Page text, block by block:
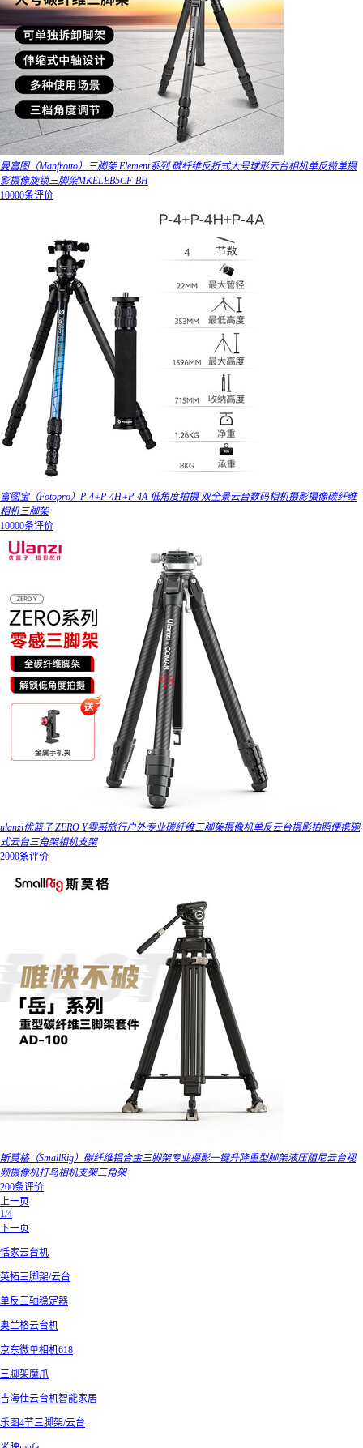
曼富图（Manfrotto）三脚架 Element系列 碳纤维反折式大号球形云台相机单反微单摄
影摄像旋锁三脚架MKELEB5CF-BH
10000条评价
富图宝（Fotopro）P-4+P-4H+P-4A 低角度拍摄 双全景云台数码相机摄影摄像碳纤维
相机三脚架
10000条评价
ulanzi优篮子 ZERO Y零感旅行户外专业碳纤维三脚架摄像机单反云台摄影拍照便携碗
式云台三角架相机支架
2000条评价
斯莫格（SmallRig）碳纤维铝合金三脚架专业摄影一键升降重型脚架液压阻尼云台视
频摄像机打鸟相机支架三角架
200条评价
上一页
1/4
下一页
恬家云台机
英拓三脚架/云台
单反三轴稳定器
奥兰格云台机
京东微单相机618
三脚架魔爪
吉海仕云台机智能家居
乐图4节三脚架/云台